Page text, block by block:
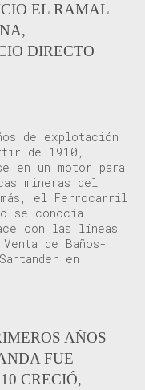
EL RAMAL
DIRECTO
de explotación
de 1910,
en un motor para
mineras del
el Ferrocarril
se conocía
con las líneas
Venta de Baños-
en
AÑOS
FUE
CRECIÓ,